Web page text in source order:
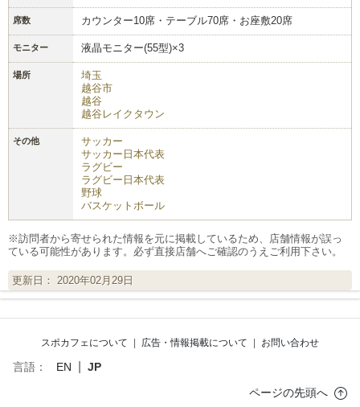
席数 カウンター10席・テーブル70席・お座敷20席
モニター 液晶モニター(55型)×3
場所
埼玉
越谷市
越谷
越谷レイクタウン
その他
サッカー
サッカー日本代表
ラグビー
ラグビー日本代表
野球
バスケットボール
※訪問者から寄せられた情報を元に掲載しているため、店舗情報が誤っ
ている可能性があります。必ず直接店舗へご確認のうえご利用下さい。
更新日： 2020年02月29日
スポカフェについて | 広告・情報掲載について | お問い合わせ
言語： EN
JP
ページの先頭へ